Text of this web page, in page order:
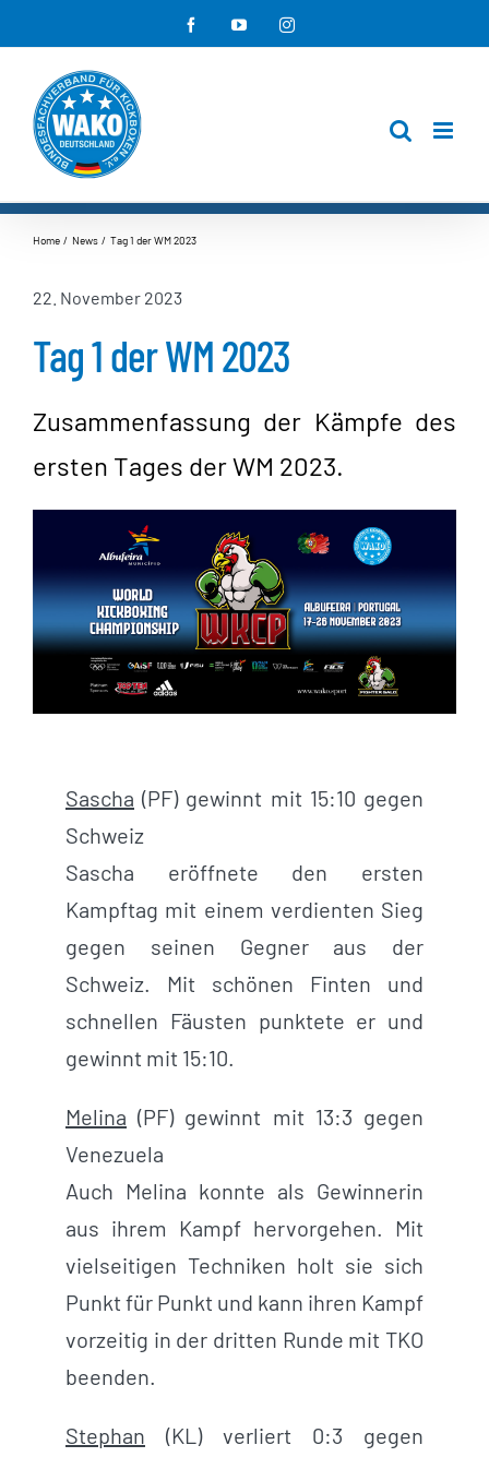
Inhalt
springen
FacebookYouTubeInstagram
Home News Tag 1 der WM 2023
22. November 2023
Tag 1 der WM 2023
Zusammenfassung der Kämpfe des
ersten Tages der WM 2023.
Sascha (PF) gewinnt mit 15:10 gegen
Schweiz
Sascha eröffnete den ersten
Kampftag mit einem verdienten Sieg
gegen seinen Gegner aus der
Schweiz. Mit schönen Finten und
schnellen Fäusten punktete er und
gewinnt mit 15:10.
Melina (PF) gewinnt mit 13:3 gegen
Venezuela
Auch Melina konnte als Gewinnerin
aus ihrem Kampf hervorgehen. Mit
vielseitigen Techniken holt sie sich
Punkt für Punkt und kann ihren Kampf
vorzeitig in der dritten Runde mit TKO
beenden.
Stephan (KL) verliert 0:3 gegen